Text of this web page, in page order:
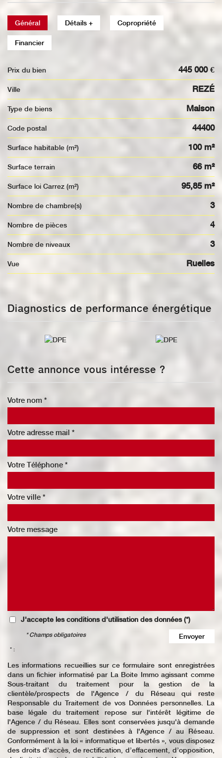
Général Détails + Copropriété
Financier
Prix du bien 445 000 €
Ville REZÉ
Type de biens Maison
Code postal 44400
Surface habitable (m²) 100 m²
surface terrain 66 m²
Surface loi Carrez (m²) 95,85 m²
Nombre de chambre(s) 3
Nombre de pièces 4
Nombre de niveaux 3
Vue Ruelles
Diagnostics de performance énergétique
Cette annonce vous intéresse ?
Votre nom *
Votre adresse mail *
Votre Téléphone *
Votre ville *
Votre message
J'accepte les conditions d'utilisation des données (*)
Envoyer
* Champs obligatoires
* :
Les informations recueillies sur ce formulaire sont enregistrées
dans un fichier informatisé par La Boite Immo agissant comme
Sous-traitant du traitement pour la gestion de la
clientèle/prospects de l'Agence / du Réseau qui reste
Responsable du Traitement de vos Données personnelles. La
base légale du traitement repose sur l'intérêt légitime de
l'Agence / du Réseau. Elles sont conservées jusqu'à demande
de suppression et sont destinées à l'Agence / au Réseau.
Conformément à la loi « informatique et libertés », vous disposez
des droits d’accès, de rectification, d’effacement, d’opposition,